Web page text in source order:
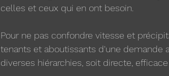
celles et ceux qui en ont besoin.
Pour ne pas confondre vitesse et
tenants et aboutissants d'une demande
diverses hiérarchies, soit directe,